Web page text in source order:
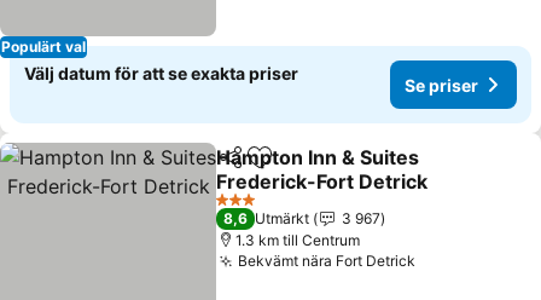
Populärt val
Välj datum för att se exakta priser
Se priser
Dela Lägg till i Mina Favoriter
Hampton Inn & Suites
Frederick-Fort Detrick
Se priser
3 Stjärnor
8,6 Utmärkt
3 967
1.3 km till Centrum
Bekvämt nära Fort Detrick